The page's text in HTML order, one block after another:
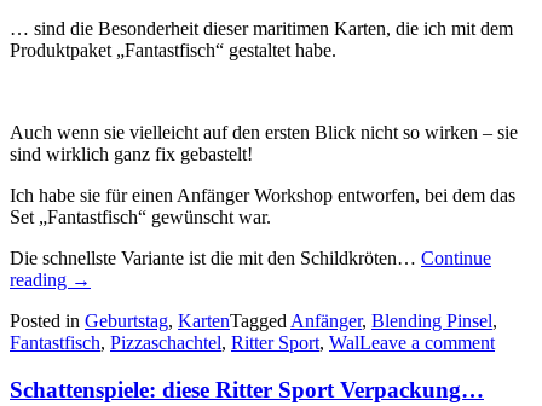
… sind die Besonderheit dieser maritimen Karten, die ich mit dem
Produktpaket „Fantastfisch“ gestaltet habe.
Auch wenn sie vielleicht auf den ersten Blick nicht so wirken – sie
sind wirklich ganz fix gebastelt!
Ich habe sie für einen Anfänger Workshop entworfen, bei dem das
Set „Fantastfisch“ gewünscht war.
Die schnellste Variante ist die mit den Schildkröten… Continue
reading „Fantastfisch!
tolle
Hintergründe
den
→
Posted in Geburtstag, KartenTagged Anfänger, Blending Pinsel,
Fantastfisch, Pizzaschachtel, Ritter Sport, WalLeave a comment
Schattenspiele: diese Ritter Sport Verpackung…